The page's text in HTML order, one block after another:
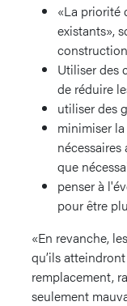
«La priorité
existants»,
Utiliser des
de réduire
utiliser des
minimiser
que
penser à
pour être
«En revanche,
qu’ils
remplacement,
seulement